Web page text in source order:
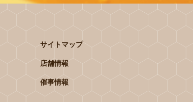
サイトマップ
店舗情報
催事情報